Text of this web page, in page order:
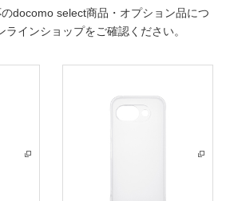
docomo select商品・オプション品につ
ラインショップをご確認ください。